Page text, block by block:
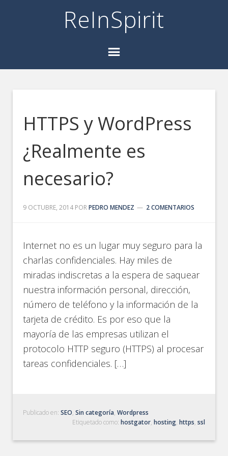
ReInSpirit
HTTPS y WordPress
¿Realmente es
necesario?
9 OCTUBRE, 2014 PORPEDRO MENDEZ 2 COMENTARIOS
Internet no es un lugar muy seguro para la
charlas confidenciales. Hay miles de
miradas indiscretas a la espera de saquear
nuestra información personal, dirección,
número de teléfono y la información de la
tarjeta de crédito. Es por eso que la
mayoría de las empresas utilizan el
protocolo HTTP seguro (HTTPS) al procesar
tareas confidenciales. […]
Publicado en:SEO,Sin categoría,Wordpress
Etiquetado como: hostgator, hosting, https, ssl